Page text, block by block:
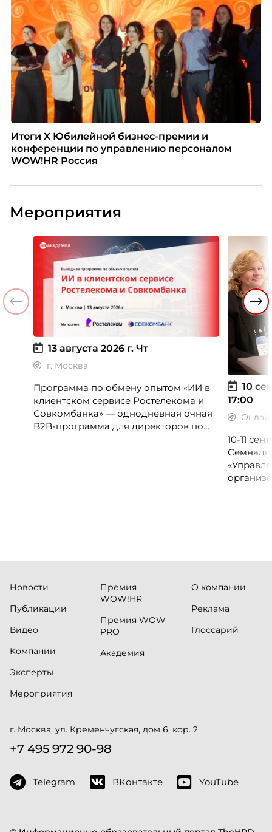
Итоги X Юбилейной бизнес-премии и
конференции по управлению персоналом
WOW!HR Россия
Мероприятия
13 августа 2026 г. Чт
г. Москва
Программа по обмену опытом «ИИ в
клиентском сервисе Ростелекома и
Совкомбанка» — однодневная очная
B2B-программа для директоров по
10
17:00
10-11
Новости
Публикации
Видео
Компании
Эксперты
Мероприятия
Премия
WOW!HR
Премия WOW
PRO
Академия
О компании
Реклама
Глоссарий
г. Москва, ул. Кременчугская, дом 6, кор. 2
+7 495 972 90-98
Telegram ВКонтакте YouTube